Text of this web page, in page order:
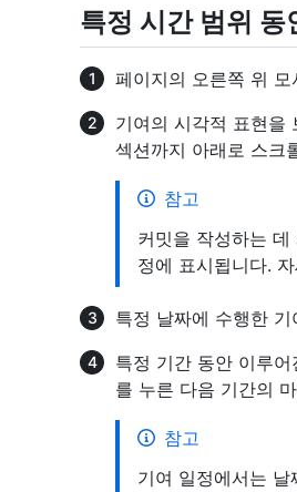
특정 시간 범위 동
페이지의 오른쪽 위
기여의 시각적 표현
섹션까지 아래로 스크
참고
커밋을 작성하는
정에 표시됩니다.
특정 날짜에 수행한
특정 기간 동안 이루
를 누른 다음 기간의
참고
기여 일정에서는